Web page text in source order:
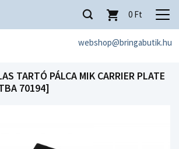
webshop@bringabutik.hu
0 Ft
TARTÓ PÁLCA MIK CARRIER PLATE
70194]